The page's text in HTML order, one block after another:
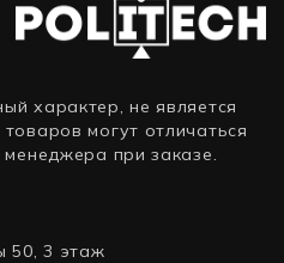
ТБ,
SAS)
характер, не является
могут отличаться
при заказе.
50, 3 этаж